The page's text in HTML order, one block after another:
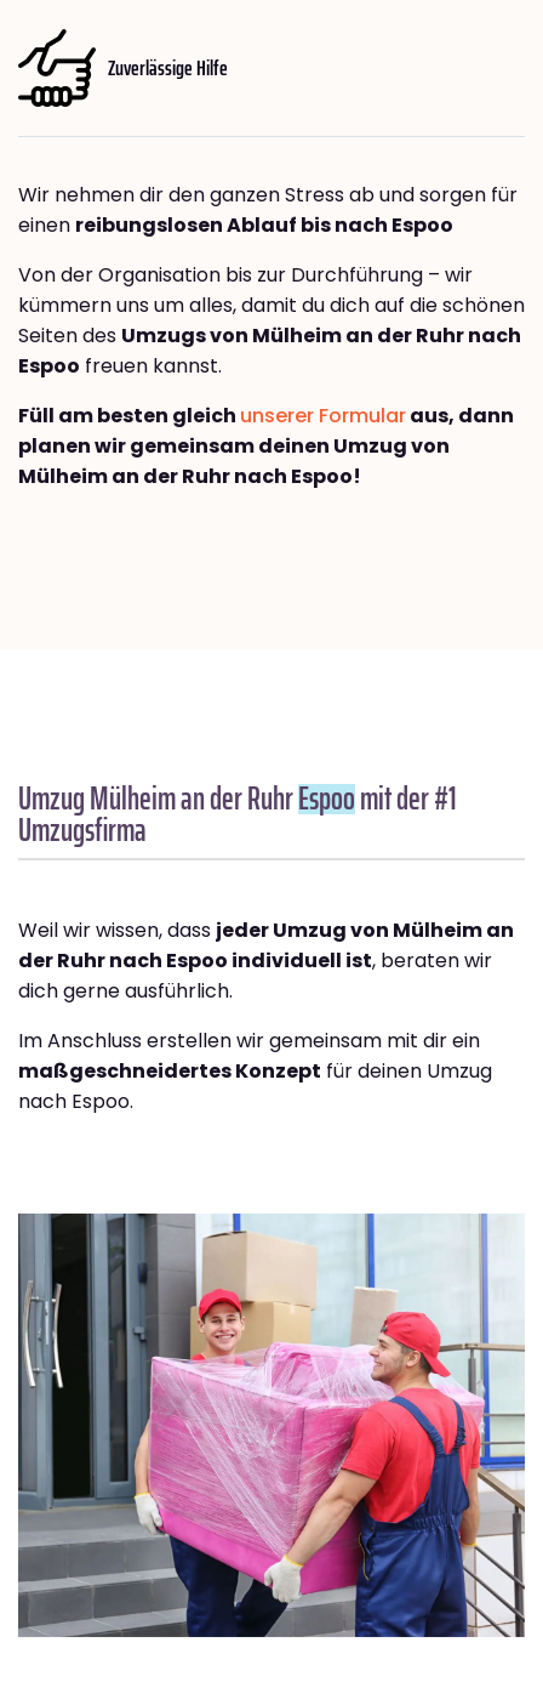
Zuverlässige Hilfe
Wir nehmen dir den ganzen Stress ab und sorgen für
einen reibungslosen Ablauf bis nach Espoo
Von der Organisation bis zur Durchführung – wir
kümmern uns um alles, damit du dich auf die schönen
Seiten des Umzugs von Mülheim an der Ruhr nach
Espoo freuen kannst.
Füll am besten gleich unserer Formularaus, dann
planen wir gemeinsam deinen Umzug von
Mülheim an der Ruhr nach Espoo!
Umzug Mülheim an der RuhrEspoomit der #1
Umzugsfirma
Weil wir wissen, dass jeder Umzug von Mülheim an
der Ruhr nach Espoo individuell ist, beraten wir
dich gerne ausführlich.
Im Anschluss erstellen wir gemeinsam mit dir ein
maßgeschneidertes Konzept für deinen Umzug
nach Espoo.